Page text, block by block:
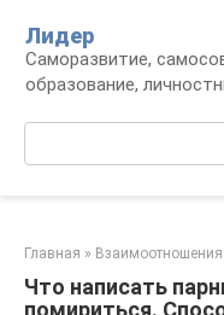
контенту
Лидер
Саморазвитие,
образование,
Главная » Взаимоотношения
Что написать
помириться.